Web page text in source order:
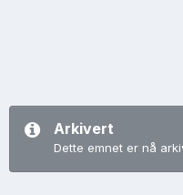
Arkivert
Dette emnet er nå